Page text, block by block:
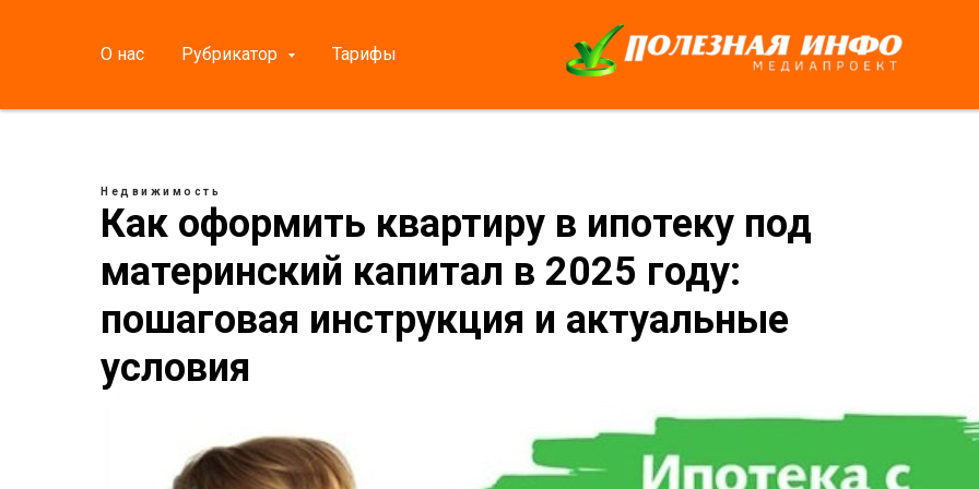
О нас Рубрикатор Тарифы
Недвижимость
Как оформить квартиру в ипотеку под
материнский капитал в 2025 году:
пошаговая инструкция и актуальные
условия